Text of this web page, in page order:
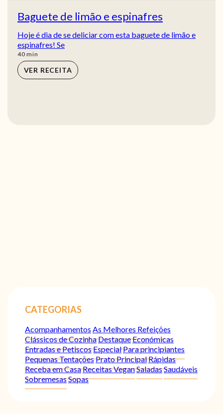
Baguete de limão e espinafres
Hoje é dia de se deliciar com esta baguete de limão e
espinafres! Se
40min
min
VER RECEITA
CATEGORIAS
Acompanhamentos As Melhores Refeições
Clássicos de CozinhaDestaqueEconómicas
Entradas e PetiscosEspecialPara principiantes
Pequenas TentaçõesPrato PrincipalRápidas
Receba em CasaReceitas VeganSaladasSaudáveis
SobremesasSopas